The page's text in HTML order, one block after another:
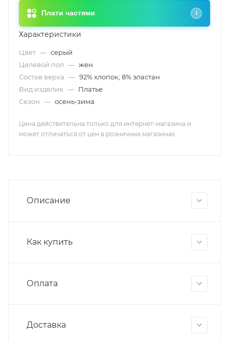
Плати частями i
Характеристики
Цвет — серый
Целевой пол — жен
Состав верха — 92% хлопок; 8% эластан
Вид изделия — Платье
Сезон — осень-зима
Цена действительна только для интернет-магазина и
может отличаться от цен в розничных магазинах
Описание
Как купить
Оплата
Доставка